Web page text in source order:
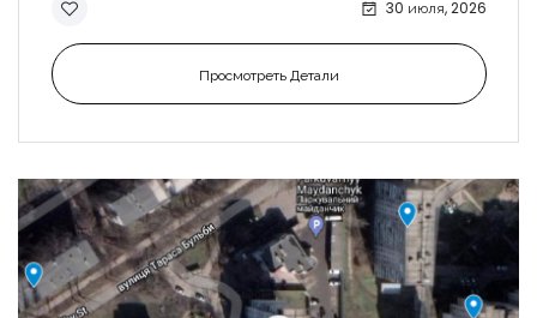
30 июля, 2026
Просмотреть Детали